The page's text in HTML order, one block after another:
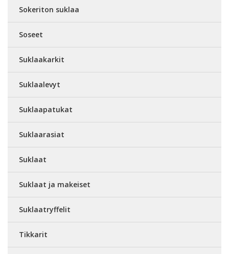
Sokeriton suklaa
Soseet
Suklaakarkit
Suklaalevyt
Suklaapatukat
Suklaarasiat
Suklaat
Suklaat ja makeiset
Suklaatryffelit
Tikkarit